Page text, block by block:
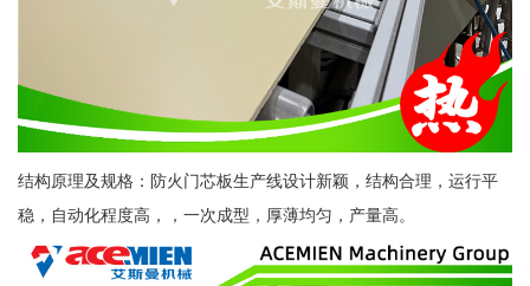
结构原理及规格：防火门芯板生产线设计新颖，结构合理，运行平
稳，自动化程度高，，一次成型，厚薄均匀，产量高。